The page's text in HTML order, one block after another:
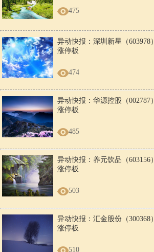
475
异动快报：深圳新星（603978
涨停板
474
异动快报：华源控股（002787
涨停板
485
异动快报：养元饮品（603156
涨停板
503
异动快报：汇金股份（300368
涨停板
510